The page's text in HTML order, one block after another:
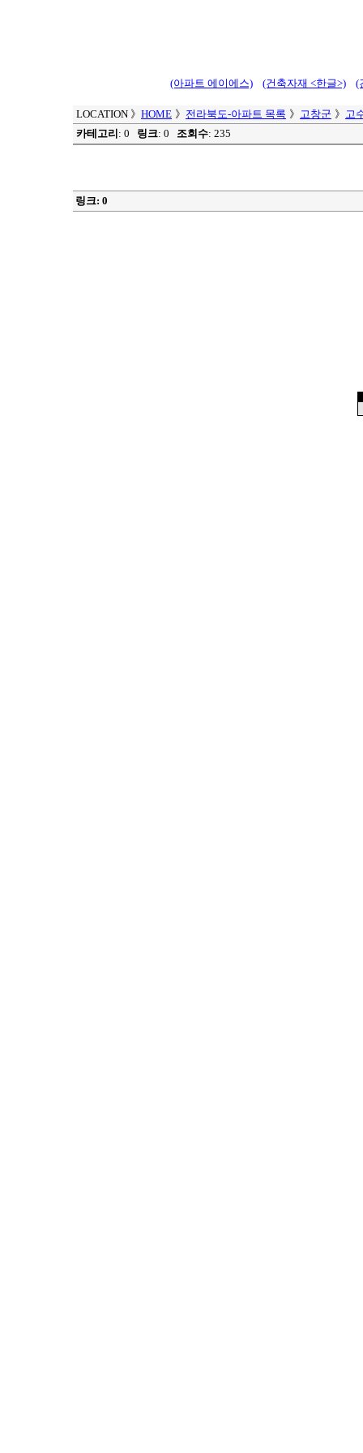
(아파트 에이에스) (건축자재 <한글>) (
LOCATION 》 HOME 》 전라북도-아파트 목록 》 고창군 》 고
카테고리 : 0 링크: 0 조회수: 235
링크: 0